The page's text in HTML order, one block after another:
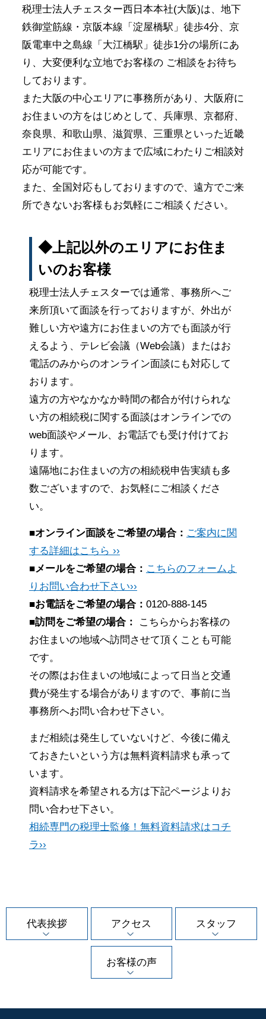
税理士法人チェスター西日本本社(大阪)は、地下
鉄御堂筋線・京阪本線「淀屋橋駅」徒歩4分、京
阪電車中之島線「大江橋駅」徒歩1分の場所にあ
り、大変便利な立地でお客様の ご相談をお待ち
しております。
また大阪の中心エリアに事務所があり、大阪府に
お住まいの方をはじめとして、兵庫県、京都府、
奈良県、和歌山県、滋賀県、三重県といった近畿
エリアにお住まいの方まで広域にわたりご相談対
応が可能です。
また、全国対応もしておりますので、遠方でご来
所できないお客様もお気軽にご相談ください。
◆上記以外のエリアにお住ま
いのお客様
税理士法人チェスターでは通常、事務所へご
来所頂いて面談を行っておりますが、外出が
難しい方や遠方にお住まいの方でも面談が行
えるよう、テレビ会議（Web会議）またはお
電話のみからのオンライン面談にも対応して
おります。
遠方の方やなかなか時間の都合が付けられな
い方の相続税に関する面談はオンラインでの
web面談やメール、お電話でも受け付けてお
ります。
遠隔地にお住まいの方の相続税申告実績も多
数ございますので、お気軽にご相談くださ
い。
■オンライン面談をご希望の場合： ご案内に関
する詳細はこちら ››
■メールをご希望の場合： こちらのフォームよ
りお問い合わせ下さい››
■お電話をご希望の場合： 0120-888-145
■訪問をご希望の場合：
こちらからお客様の
お住まいの地域へ訪問させて頂くことも可能
です。
その際はお住まいの地域によって日当と交通
費が発生する場合がありますので、事前に当
事務所へお問い合わせ下さい。
まだ相続は発生していないけど、今後に備え
ておきたいという方は無料資料請求も承って
います。
資料請求を希望される方は下記ページよりお
問い合わせ下さい。
相続専門の税理士監修！無料資料請求はコチ
ラ››
代表挨拶 アクセス スタッフ
お客様の声